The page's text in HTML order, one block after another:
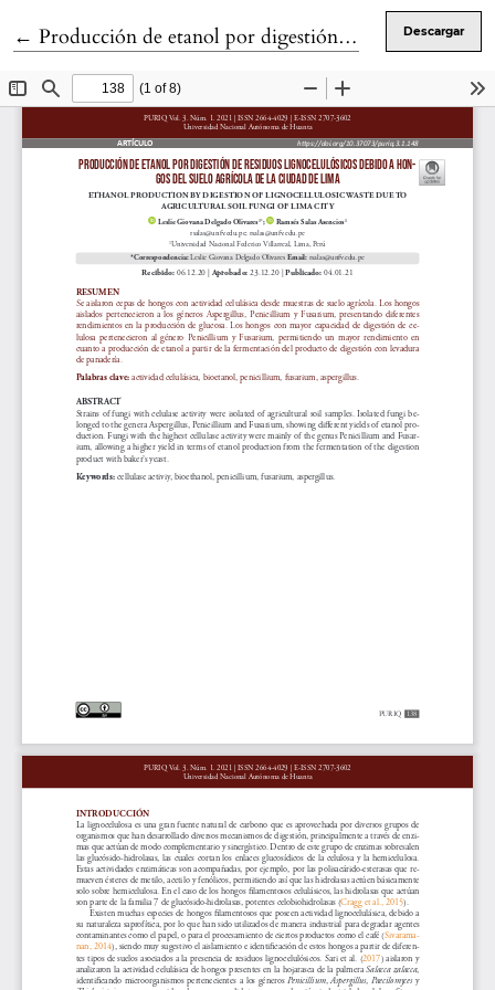
← Volver a los detalles del artículo
Producción de etanol por digestión de residuos lignocelulósicos debido a hongos del suelo agrícola de la ciudad de Lima Descargar